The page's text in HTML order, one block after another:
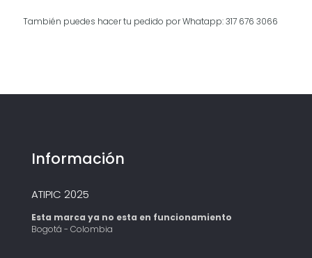
También puedes hacer tu pedido por Whatapp: 317 676 3066
Información
ATIPIC 2025
Esta marca ya no esta en funcionamiento
Bogotá - Colombia